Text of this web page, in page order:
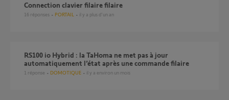
Connection clavier filaire filaire
16 réponses PORTAIL il y a plus d'un an
RS100 io Hybrid : la TaHoma ne met pas à jour
automatiquement l’état après une commande filaire
1 réponse DOMOTIQUE il y a environ un mois